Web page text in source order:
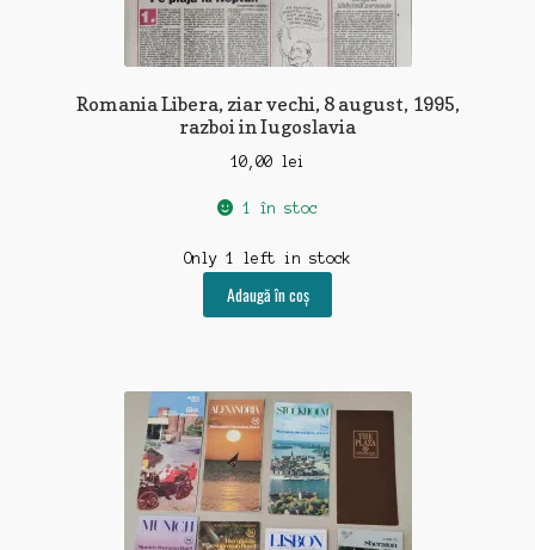
Romania Libera, ziar vechi, 8 august, 1995,
razboi in Iugoslavia
10,00 lei
1 în stoc
Only 1 left in stock
Adaugă în coș